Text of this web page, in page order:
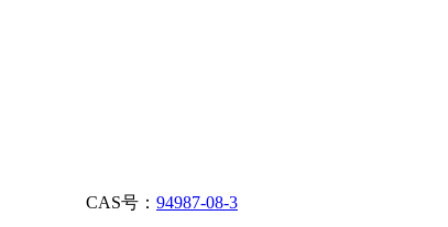
CAS号： 94987-08-3